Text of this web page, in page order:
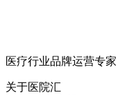
医疗行业品牌运营专家
关于医院汇